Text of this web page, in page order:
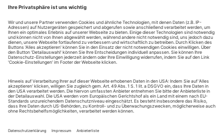
Tel. 0241/478 42 44
theaterkasse@mail.aachen.de
www.theateraachen.de
– Mozart, Don Giovanni: 11. (P), 17.; 4., 9., 16., 18., 29. 3.
ML: Thorau, I: Rechi, B: Insignares, K: Paloma, C: Pierini, S:...
Zum Mitsingen schööön
Ein Hit, nicht nur für die Generation 60+: Emmerich Kálmáns
«Csárdásfürstin» – eine Rundreise nach Münster, Rostock, Trier und